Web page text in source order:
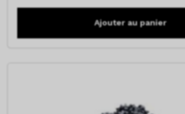
Ajouter au panier